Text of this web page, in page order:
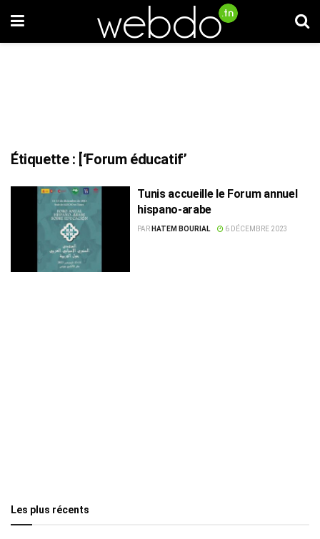
Étiquette : [‘Forum éducatif’
Tunis accueille le Forum annuel
hispano-arabe
PAR HATEM BOURIAL 6 DÉCEMBRE 2023
Les plus récents